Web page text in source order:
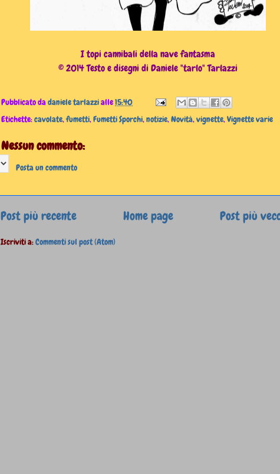
I topi cannibali della nave fantasma
© 2014 Testo e disegni di Daniele "tarlo" Tarlazzi
Pubblicato dadaniele tarlazzialle15:40
Etichette:cavolate,fumetti,Fumetti Sporchi,notizie,Novità,vignette,Vignette varie
Nessun commento:
Posta un commento
Post più recente Post più
Home page
Iscriviti a:Commenti sul post (Atom)